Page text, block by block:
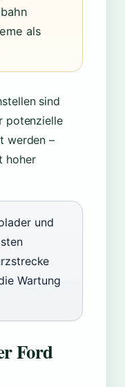
als
sind
potenzielle
werden –
hoher
und
Wartung
Ford